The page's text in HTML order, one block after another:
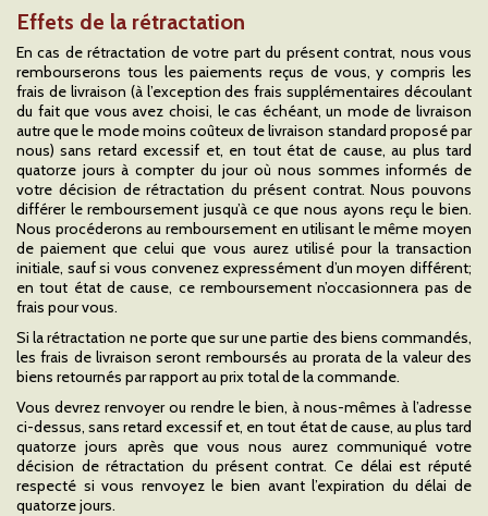
Effets de la rétractation
En cas de rétractation de votre part du présent contrat, nous vous
rembourserons tous les paiements reçus de vous, y compris les
frais de livraison (à l’exception des frais supplémentaires découlant
du fait que vous avez choisi, le cas échéant, un mode de livraison
autre que le mode moins coûteux de livraison standard proposé par
nous) sans retard excessif et, en tout état de cause, au plus tard
quatorze jours à compter du jour où nous sommes informés de
votre décision de rétractation du présent contrat. Nous pouvons
différer le remboursement jusqu’à ce que nous ayons reçu le bien.
Nous procéderons au remboursement en utilisant le même moyen
de paiement que celui que vous aurez utilisé pour la transaction
initiale, sauf si vous convenez expressément d’un moyen différent;
en tout état de cause, ce remboursement n’occasionnera pas de
frais pour vous.
Si la rétractation ne porte que sur une partie des biens commandés,
les frais de livraison seront remboursés au prorata de la valeur des
biens retournés par rapport au prix total de la commande.
Vous devrez renvoyer ou rendre le bien, à nous-mêmes à l’adresse
ci-dessus, sans retard excessif et, en tout état de cause, au plus tard
quatorze jours après que vous nous aurez communiqué votre
décision de rétractation du présent contrat. Ce délai est réputé
respecté si vous renvoyez le bien avant l’expiration du délai de
quatorze jours.